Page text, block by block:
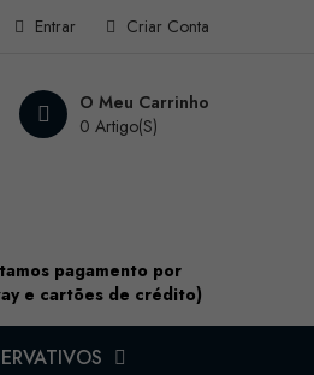
Criar Conta
Entrar
O Meu Carrinho
0 Artigo(s)
pagamento por
e cartões de crédito)